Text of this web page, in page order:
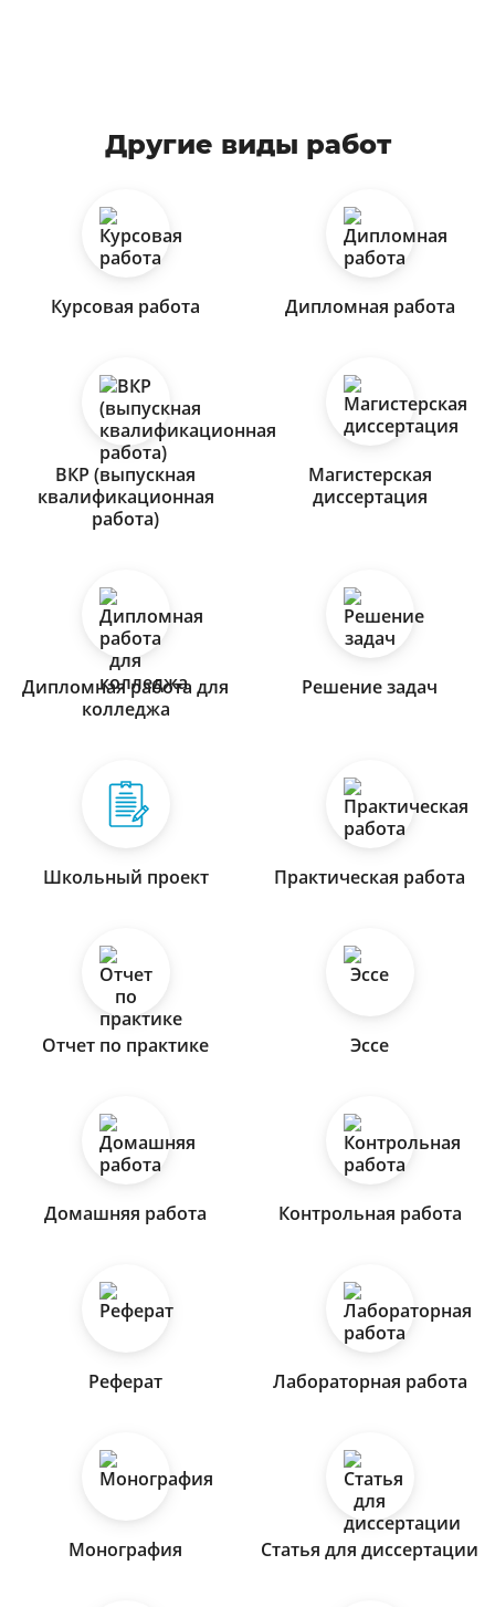
Другие виды работ
Курсовая работа Дипломная работа
ВКР (выпускная
квалификационная
работа)
Магистерская
диссертация
Дипломная работа для
колледжа
Решение задач
Школьный проект Практическая работа
Отчет по практике Эссе
Домашняя работа Контрольная работа
Реферат Лабораторная работа
Монография Статья для диссертации